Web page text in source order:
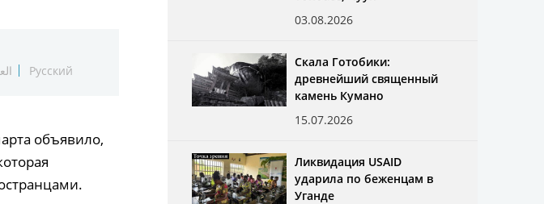
Токио
Русский
объявило,
03.08.2026
Скала Готобики:
древнейший священный
камень Кумано
15.07.2026
Ликвидация USAID
ударила по беженцам в
Уганде